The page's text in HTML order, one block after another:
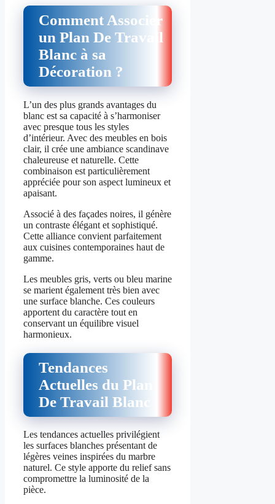
Comment Associer
un Plan De Travail
Blanc à sa
Décoration ?
L’un des plus grands avantages du
blanc est sa capacité à s’harmoniser
avec presque tous les styles
d’intérieur. Avec des meubles en bois
clair, il crée une ambiance scandinave
chaleureuse et naturelle. Cette
combinaison est particulièrement
appréciée pour son aspect lumineux et
apaisant.
Associé à des façades noires, il génère
un contraste élégant et sophistiqué.
Cette alliance convient parfaitement
aux cuisines contemporaines haut de
gamme.
Les meubles gris, verts ou bleu marine
se marient également très bien avec
une surface blanche. Ces couleurs
apportent du caractère tout en
conservant un équilibre visuel
harmonieux.
Tendances
Actuelles du Plan
De Travail Blanc
Les tendances actuelles privilégient
les surfaces blanches présentant de
légères veines inspirées du marbre
naturel. Ce style apporte du relief sans
compromettre la luminosité de la
pièce.